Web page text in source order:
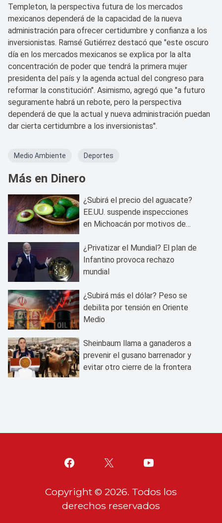
Templeton, la perspectiva futura de los mercados
mexicanos dependerá de la capacidad de la nueva
administración para ofrecer certidumbre y confianza a los
inversionistas. Ramsé Gutiérrez destacó que "este oscuro
día en los mercados mexicanos se explica por la alta
concentración de poder que tendrá la primera mujer
presidenta del país y la agenda actual del congreso para
reformar la constitución". Asimismo, agregó que "a futuro
seguramente habrá un rebote, pero la perspectiva
dependerá de que la actual y nueva administración puedan
dar cierta certidumbre a los inversionistas".
Medio Ambiente Deportes
Más en Dinero
¿Subirá el precio del aguacate?
EE.UU. suspende inspecciones
en Michoacán por motivos de
¿Privatizar el Mundial? El plan de
Infantino provoca rechazo
mundial
¿Subirá más el dólar? Peso se
debilita por tensión en Oriente
Medio
Sheinbaum llama a ganaderos a
prevenir el gusano barrenador y
evitar otro cierre de la frontera
Copyright © 2026. Todos los
derechos reservados